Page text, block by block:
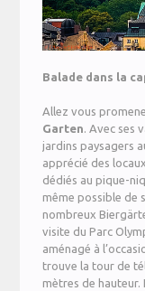
Balade dans la
Allez vous
Garten. Avec ses
jardins paysagers
apprécié des
dédiés au pique-
même possible de
nombreux
visite du Parc
aménagé à
trouve la tour de
mètres de hauteur.